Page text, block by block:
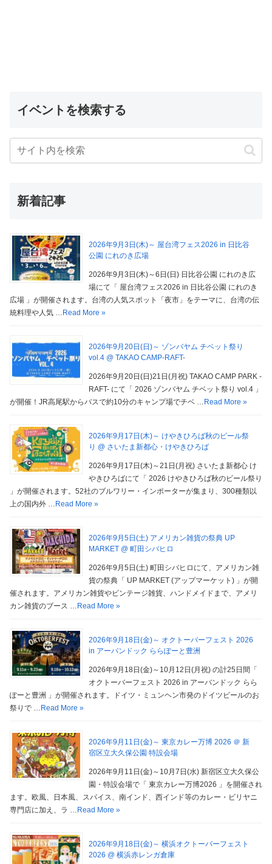
イベントを検索する
新着記事
2026年9月3日(木)～ 屋台湾フェス2026 in 日比谷
公園 にれのき広場
2026年9月3日(木)～6日(日) 日比谷公園 にれのき広
場にて「 屋台湾フェス2026 in 日比谷公園 にれのき
広場 」が開催されます。台湾の人気スポット「夜市」をテーマに、台湾の伝
統料理や人気 … Read More »
2026年9月20日(日)～ ゾンバヤム チベット祭り
vol.4 @ TAKAO CAMP-RAFT-
2026年9月20日(日)21日(月祝) TAKAO CAMP PARK -
RAFT- にて「 2026 ゾンバヤム チベット祭り vol.4 」
が開催！JR高尾駅からバスで約10分のキャンプ場でチベ … Read More »
2026年9月17日(木)～ けやきひろば秋のビール祭
り @ さいたま新都心・けやきひろば
2026年9月17日(木)～21日(月祝) さいたま新都心 け
やきひろばにて「 2026 けやきひろば秋のビール祭り
」が開催されます。52社のブルワリー・インポーターが集まり、300種類以
上の国内外 … Read More »
2026年9月5日(土) アメリカン雑貨の祭典 UP
MARKET @ 町田シバヒロ
2026年9月5日(土) 町田シバヒロにて、アメリカン雑
貨の祭典「 UP MARKET (アップマーケット) 」が開
催されます。アメリカン雑貨やビンテージ雑貨、ハンドメイドまで、アメリ
カン雑貨のブース … Read More »
2026年9月18日(金)～ オクトーバーフェスト 2026
in アーバンドック ららぽーと豊洲
2026年9月18日(金)～10月12日(月祝) の計25日間「
オクトーバーフェスト 2026 in アーバンドック らら
ぽーと豊洲 」が開催されます。ドイツ・ミュンヘン市発のドイツビールのお
祭りで … Read More »
2026年9月11日(金)～ 東京カレー万博 2026 ＠ 新
宿区立大久保公園 特設会場
2026年9月11日(金)～10月7日(水) 新宿区立大久保公
園・特設会場で「 東京カレー万博2026 」を開催され
ます。欧風、日本風、スパイス、南インド、西インド等のカレー・ビリヤニ
専門店に加え、ラ … Read More »
2026年9月18日(金)～ 横浜オクトーバーフェスト
2026 @ 横浜赤レンガ倉庫